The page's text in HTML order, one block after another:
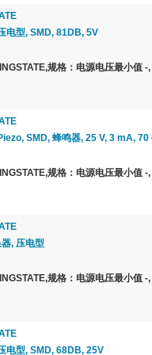
电型, SMD, 81DB, 5V
规格：电源电压最小值 -,
SMD, 蜂鸣器, 25 V, 3 mA, 70
规格：电源电压最小值 -,
, 压电型
规格：电源电压最小值 -,
电型, SMD, 68DB, 25V